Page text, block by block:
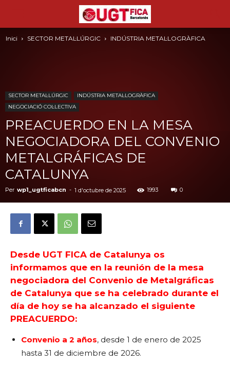
Inici SECTOR METAL·LÚRGIC INDÚSTRIA METAL·LOGRÀFICA
SECTOR METAL·LÚRGIC
INDÚSTRIA METAL·LOGRÀFICA
NEGOCIACIÓ COL·LECTIVA
PREACUERDO EN LA MESA
NEGOCIADORA DEL CONVENIO
METALGRÁFICAS DE
CATALUNYA
Per wp1_ugtficabcn - 1 d'octubre de 2025 1993 0
Desde UGT FICA de Catalunya os
informamos que en la reunión de la mesa
negociadora del Convenio de Metalgráficas
de Catalunya que se ha celebrado durante el
día de hoy se ha alcanzado el siguiente
PREACUERDO:
Convenio a 2 años, desde 1 de enero de 2025
hasta 31 de diciembre de 2026.